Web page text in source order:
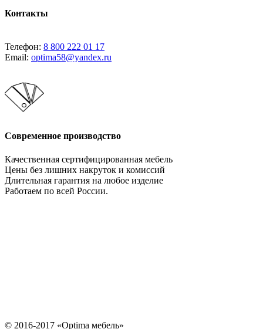
Контакты
Телефон: 8 800 222 01 17
Email: optima58@yandex.ru
Современное производство
Качественная сертифицированная мебель
Цены без лишних накруток и комиссий
Длительная гарантия на любое изделие
Работаем по всей России.
© 2016-2017 «Optima мебель»